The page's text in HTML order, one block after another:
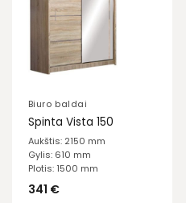
Biuro baldai
Spinta Vista 150
Aukštis: 2150 mm
Gylis: 610 mm
Plotis: 1500 mm
341 €